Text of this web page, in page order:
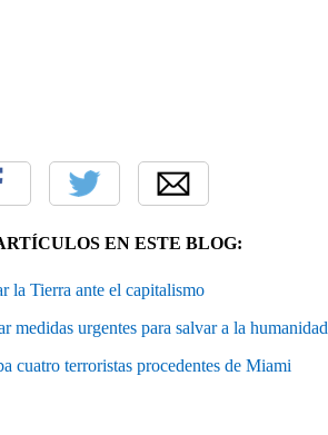
EN ESTE BLOG:
la Tierra ante el capitalismo
medidas urgentes para salvar a la humanidad
cuatro terroristas procedentes de Miami